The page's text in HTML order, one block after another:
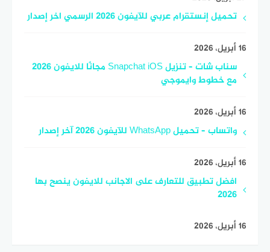
تحميل إنستقرام عربي للآيفون 2026 الرسمي اخر إصدار
16 أبريل، 2026
سناب شات – تنزيل Snapchat iOS مجانًا للايفون 2026
مع خطوط وايموجي
16 أبريل، 2026
واتساب – تحميل WhatsApp للآيفون 2026 آخر إصدار
16 أبريل، 2026
افضل تطبيق للتعارف على الاجانب للايفون ينصح بها
2026
16 أبريل، 2026